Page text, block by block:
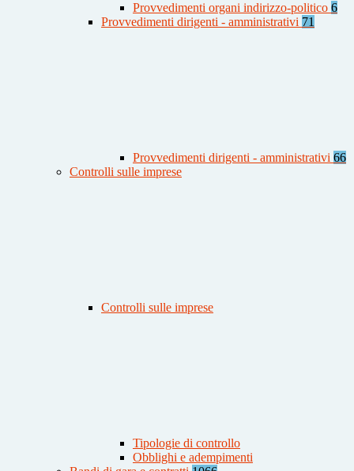
Provvedimenti organi indirizzo-politico 6
Provvedimenti dirigenti - amministrativi 71
Provvedimenti dirigenti - amministrativi 66
Controlli sulle imprese
Controlli sulle imprese
Tipologie di controllo
Obblighi e adempimenti